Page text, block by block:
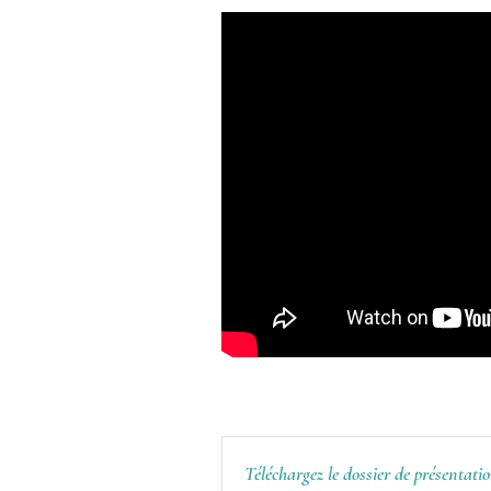
Téléchargez le dossier de